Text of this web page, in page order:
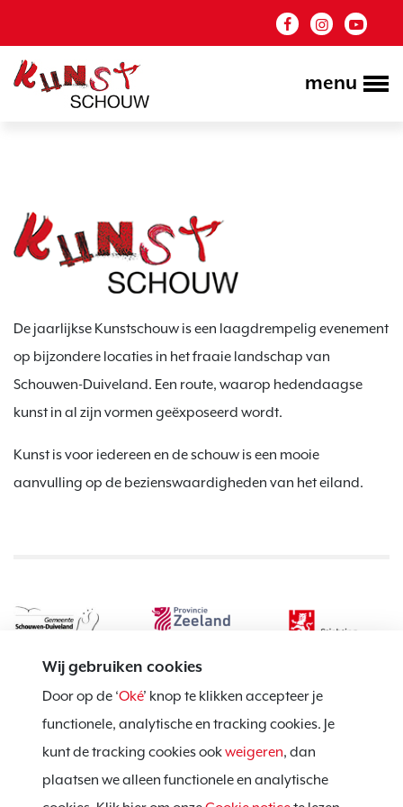
menu
Wij gebruiken cookies
Door op de ‘Oké’ knop te klikken accepteer je
functionele, analytische en tracking cookies. Je
kunt de tracking cookies ookweigeren, dan
plaatsen we alleen functionele en analytische
De jaarlijkse Kunstschouw is een laagdrempelig evenement
op bijzondere locaties in het fraaie landschap van
Schouwen-Duiveland. Een route, waarop hedendaagse
kunst in al zijn vormen geëxposeerd wordt.
Kunst is voor iedereen en de schouw is een mooie
aanvulling op de bezienswaardigheden van het eiland.